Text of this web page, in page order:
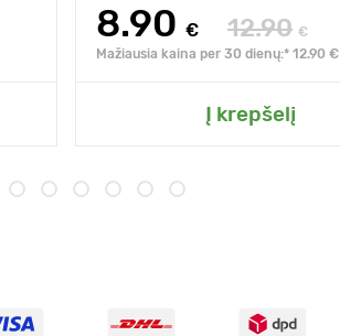
8.90 € 12.90 €
Mažiausia kaina per 30 dienų:* 12.90 €
Į krepšelį